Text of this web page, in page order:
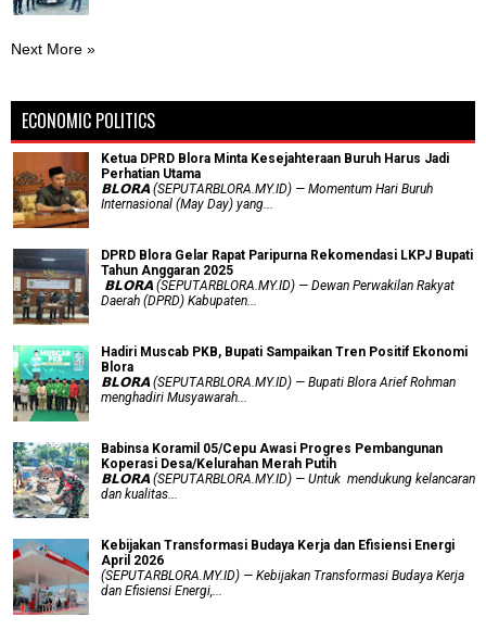
Next More »
ECONOMIC POLITICS
Ketua DPRD Blora Minta Kesejahteraan Buruh Harus Jadi
Perhatian Utama
​𝗕𝗟𝗢𝗥𝗔 (SEPUTARBLORA.MY.ID) — Momentum Hari Buruh
Internasional (May Day) yang...
DPRD Blora Gelar Rapat Paripurna Rekomendasi LKPJ Bupati
Tahun Anggaran 2025
‎ 𝗕𝗟𝗢𝗥𝗔 (SEPUTARBLORA.MY.ID) — Dewan Perwakilan Rakyat
Daerah (DPRD) Kabupaten...
Hadiri Muscab PKB, Bupati Sampaikan Tren Positif Ekonomi
Blora
𝗕𝗟𝗢𝗥𝗔 (SEPUTARBLORA.MY.ID) — Bupati Blora Arief Rohman
menghadiri Musyawarah...
Babinsa Koramil 05/Cepu Awasi Progres Pembangunan
Koperasi Desa/Kelurahan Merah Putih
𝗕𝗟𝗢𝗥𝗔 (SEPUTARBLORA.MY.ID) — Untuk mendukung kelancaran
dan kualitas...
Kebijakan Transformasi Budaya Kerja dan Efisiensi Energi
April 2026
(SEPUTARBLORA.MY.ID) — Kebijakan Transformasi Budaya Kerja
dan Efisiensi Energi,...